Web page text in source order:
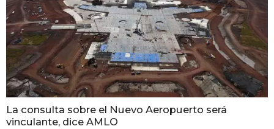
La consulta sobre el Nuevo Aeropuerto será
vinculante, dice AMLO